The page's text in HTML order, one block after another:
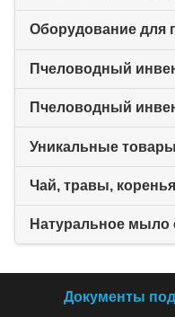
Оборудование для
Пчеловодный
Уникальные
Чай, травы,
Натуральное мыло
Документы